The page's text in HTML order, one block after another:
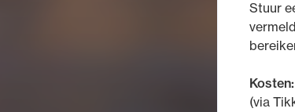
Stuur
Kosten:
(via